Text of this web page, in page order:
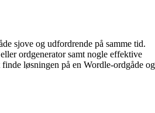
sjove og udfordrende på samme tid.
ordgenerator samt nogle effektive
løsningen på en Wordle-ordgåde og